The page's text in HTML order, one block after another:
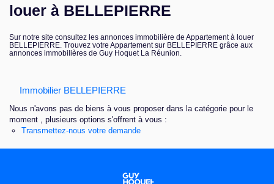
Nos agences
Nous contacter
louer à BELLEPIERRE
Sur notre site consultez les annonces immobilière de Appartement à louer
BELLEPIERRE. Trouvez votre Appartement sur BELLEPIERRE grâce aux
annonces immobilières de Guy Hoquet La Réunion.
Immobilier BELLEPIERRE
Nous n'avons pas de biens à vous proposer dans la catégorie pour le
moment , plusieurs options s'offrent à vous :
Transmettez-nous votre demande